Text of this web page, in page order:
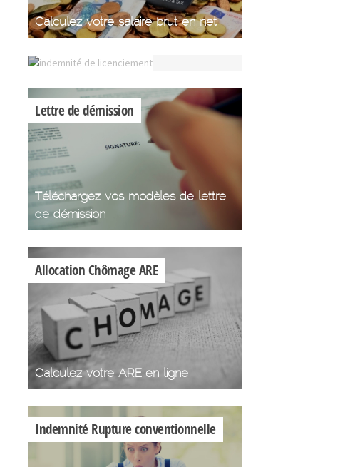
Calculez votre salaire brut en net
licenciement
Calculez votre
indemnité de
licenciement
Lettre de démission
Téléchargez vos modèles de lettre
de démission
Allocation Chômage ARE
Calculez votre ARE en ligne
Indemnité Rupture conventionnelle